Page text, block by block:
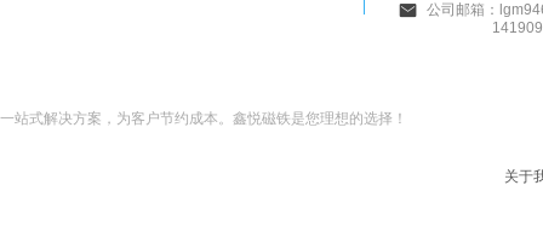
一站式解决方案，为客户节约成本。鑫悦磁铁是您理想的选择！
公司邮箱：
关于